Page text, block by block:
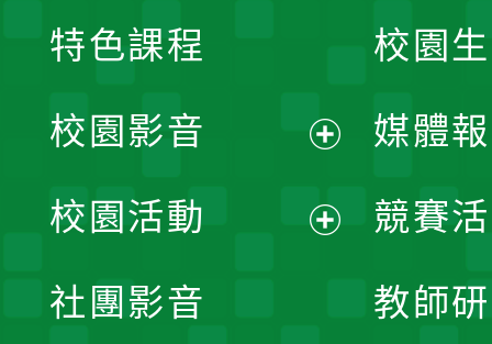
校園
媒體
競賽
教師
特色課程
校園影音
開
校園活動
社團影音